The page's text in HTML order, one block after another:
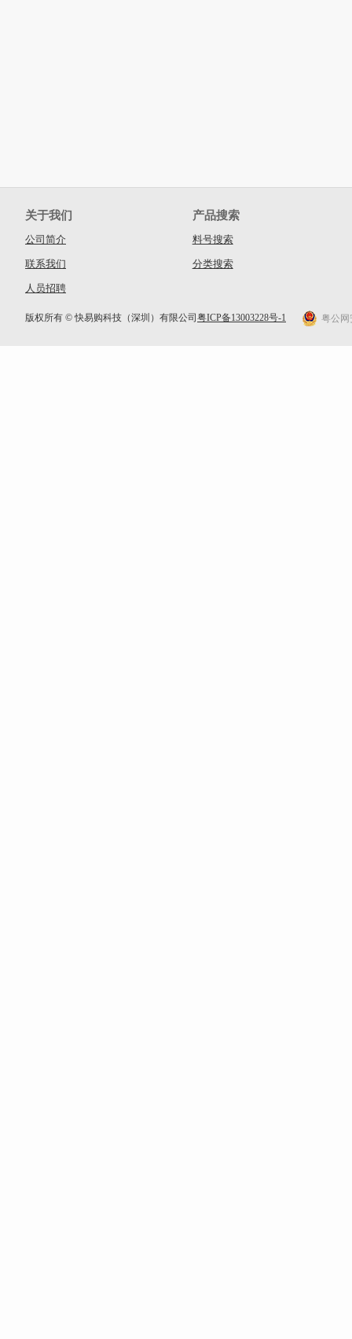
关于我们
公司简介
联系我们
人员招聘
产品搜索
料号搜索
分类搜索
版权所有 © 快易购科技（深圳）有限公司 粤ICP备13003228号-1 粤公网